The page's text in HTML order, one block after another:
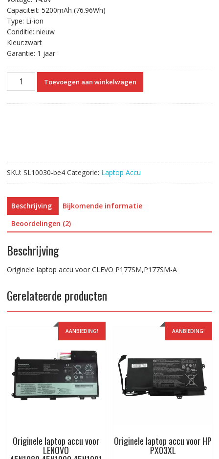
€133.34.€75.03.
Capaciteit: 5200mAh (76.96Wh)
Type: Li-ion
Conditie: nieuw
Kleur:zwart
Garantie: 1 jaar
Originele
Toevoegen aan winkelwagen
SKU: SL10030-be4 Categorie: Laptop Accu
Beschrijving
Bijkomende informatie
Beoordelingen (2)
Beschrijving
Originele laptop accu voor CLEVO P177SM,P177SM-A
Gerelateerde producten
AANBIEDING!
Originele laptop accu voor
LENOVO
AANBIEDING!
Originele laptop accu voor HP
PX03XL